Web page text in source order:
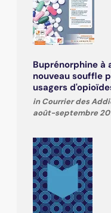
Buprénorphine à
nouveau souffle
usagers
in Courrier des
août-septembre